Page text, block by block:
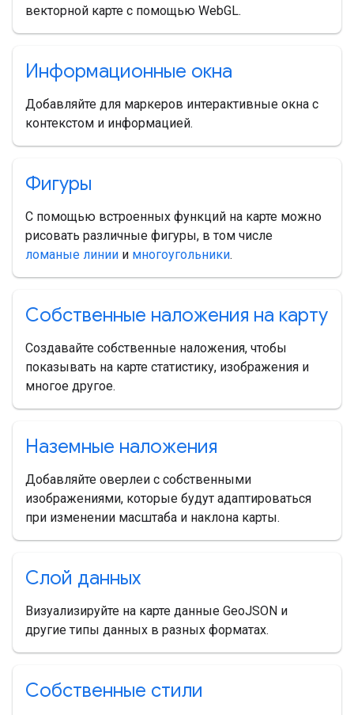
векторной карте с помощью WebGL.
Информационные окна
Добавляйте для маркеров интерактивные окна с
контекстом и информацией.
Фигуры
С помощью встроенных функций на карте можно
рисовать различные фигуры, в том числе
ломаные линии и многоугольники.
Собственные наложения на карту
Создавайте собственные наложения, чтобы
показывать на карте статистику, изображения и
многое другое.
Наземные наложения
Добавляйте оверлеи с собственными
изображениями, которые будут адаптироваться
при изменении масштаба и наклона карты.
Слой данных
Визуализируйте на карте данные GeoJSON и
другие типы данных в разных форматах.
Собственные стили